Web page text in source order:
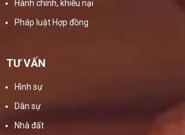
Hành chính, khiếu nại
Pháp luật Hợp đồng
TƯ VẤN
Hình sự
Dân sự
Nhà đất